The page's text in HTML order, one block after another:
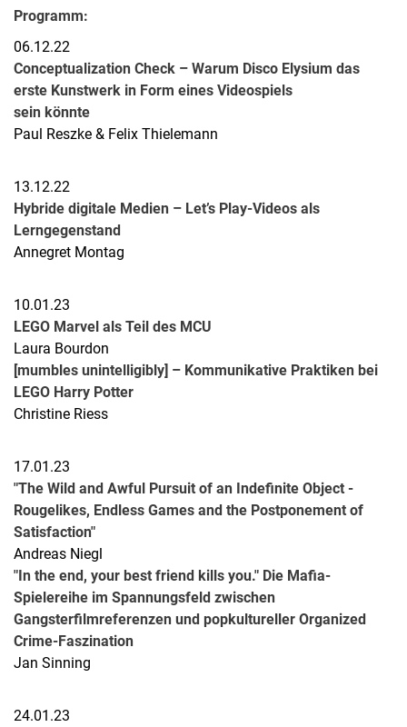
Programm:
06.12.22
Conceptualization Check – Warum Disco Elysium das
erste Kunstwerk in Form eines Videospiels
sein könnte
Paul Reszke & Felix Thielemann
13.12.22
Hybride digitale Medien – Let’s Play-Videos als
Lerngegenstand
Annegret Montag
10.01.23
LEGO Marvel als Teil des MCU
Laura Bourdon
[mumbles unintelligibly] – Kommunikative Praktiken bei
LEGO Harry Potter
Christine Riess
17.01.23
"The Wild and Awful Pursuit of an Indefinite Object -
Rougelikes, Endless Games and the Postponement of
Satisfaction"
Andreas Niegl
"In the end, your best friend kills you." Die Mafia-
Spielereihe im Spannungsfeld zwischen
Gangsterfilmreferenzen und popkultureller Organized
Crime-Faszination
Jan Sinning
24.01.23